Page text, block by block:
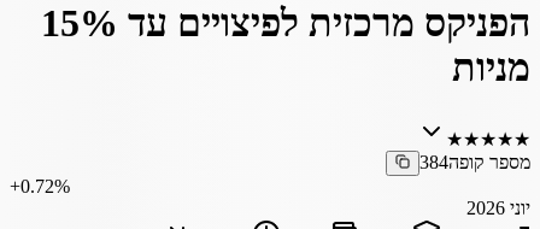
הפניקס מרכזית לפיצויים עד 15%
מניות
★
★
★
★
★
מספר קופה384
‎+0.72%
יוני 2026